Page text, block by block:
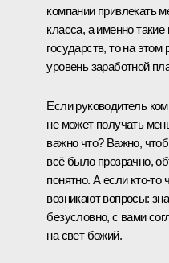
компании привлекать
класса, а именно
государств, то на
уровень заработной
Если руководитель
не может получать
важно что? Важно,
всё было прозрачно,
понятно. А если кто‑то
возникают вопросы:
безусловно, с вами
на свет божий.